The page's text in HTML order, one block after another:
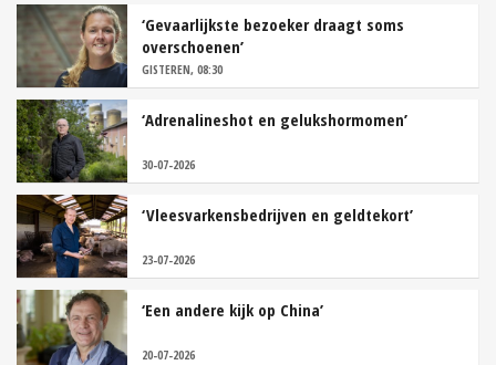
‘Gevaarlijkste bezoeker draagt soms
overschoenen’
GISTEREN, 08:30
‘Adrenalineshot en gelukshormomen’
30-07-2026
‘Vleesvarkensbedrijven en geldtekort’
23-07-2026
‘Een andere kijk op China’
20-07-2026